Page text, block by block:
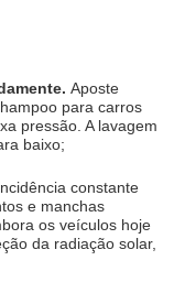
Aposte
para carros
pressão. A lavagem
baixo;
constante
e manchas
os veículos hoje
da radiação solar,